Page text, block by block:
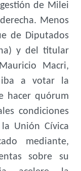
de Milei
Menos
de Diputados
y del titular
Macri,
a votar la
hacer quórum
condiciones
Unión Cívica
mediante,
sobre su